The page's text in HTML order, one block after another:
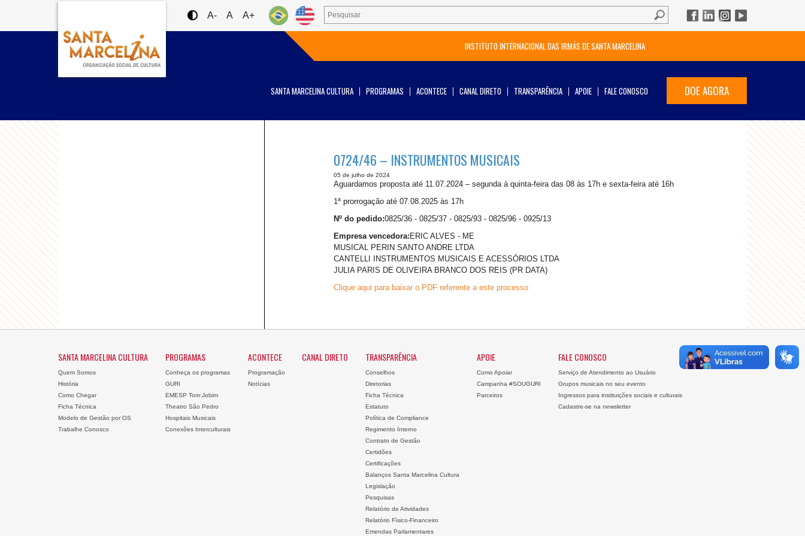
A- A A+
INSTITUTO INTERNACIONAL DAS IRMÃS DE SANTA MARCELINA
DOE AGORA
SANTA MARCELINA CULTURA PROGRAMAS ACONTECE CANAL DIRETO TRANSPARÊNCIA APOIE FALE CONOSCO
0724/46 – INSTRUMENTOS MUSICAIS
05 de julho de 2024
Aguardamos proposta até 11.07.2024 – segunda à quinta-feira das 08 às 17h e sexta-feira até 16h
1ª prorrogação até 07.08.2025 às 17h
Nº do pedido:0825/36 - 0825/37 - 0825/93 - 0825/96 - 0925/13
Empresa vencedora: ERIC ALVES - ME
MUSICAL PERIN SANTO ANDRE LTDA
CANTELLI INSTRUMENTOS MUSICAIS E ACESSÓRIOS LTDA
JULIA PARIS DE OLIVEIRA BRANCO DOS REIS (PR DATA)
Clique aqui para baixar o PDF referente a este processo
SANTA MARCELINA CULTURA
Quem Somos
História
Como Chegar
Ficha Técnica
Modelo de Gestão por OS
Trabalhe Conosco
PROGRAMAS
Conheça os programas
GURI
EMESP Tom Jobim
Theatro São Pedro
Hospitais Musicais
Conexões Interculturais
ACONTECE
Programação
Notícias
CANAL DIRETO TRANSPARÊNCIA
Conselhos
Diretorias
Ficha Técnica
Estatuto
Política de Compliance
Regimento Interno
Contrato de Gestão
Certidões
Certificações
Balanços Santa Marcelina Cultura
Legislação
Pesquisas
Relatório de Atividades
Relatório Físico-Financeiro
Emendas Parlamentares
APOIE
Como Apoiar
Campanha #SOUGURI
Parceiros
FALE CONOSCO
Serviço de Atendimento ao Usuário
Grupos musicais no seu evento
Ingressos para instituições sociais e culturais
Cadastre-se na newsletter